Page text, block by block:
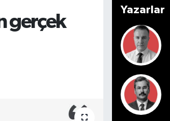
gerçek
Yazarlar